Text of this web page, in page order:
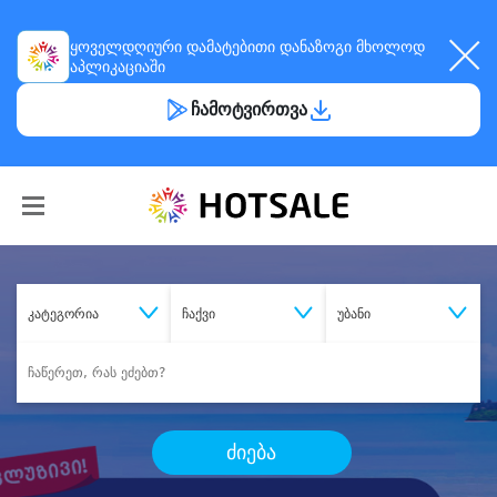
ყოველდღიური დამატებითი დანაზოგი მხოლოდ
აპლიკაციაში
ჩამოტვირთვა
კატეგორია ჩაქვი უბანი
ძიება